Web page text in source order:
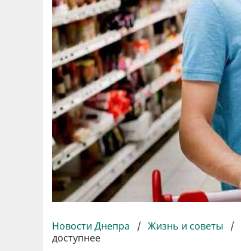
Новости Днепра / Жизнь и советы /
доступнее